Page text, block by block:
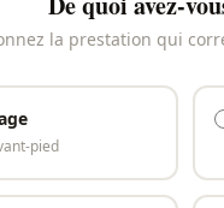
la prestation qui
pied